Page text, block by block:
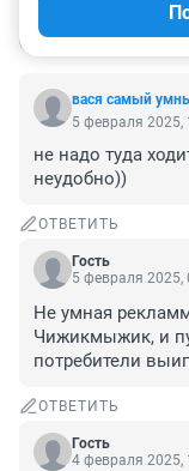
вася самый
5 февраля 2025,
не надо туда
неудобно))
ОТВЕТИТЬ
Гость
5 февраля 2025,
Не умная
Чижикмыжик, и
потребители
ОТВЕТИТЬ
Гость
4 февраля 2025,